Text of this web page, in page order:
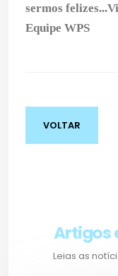
sermos felizes...
Equipe WPS
VOLTAR
Artigos
Leias as